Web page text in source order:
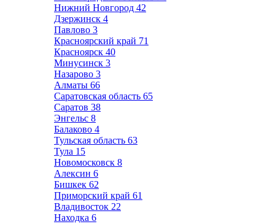
Нижний Новгород 42
Дзержинск 4
Павлово 3
Красноярский край 71
Красноярск 40
Минусинск 3
Назарово 3
Алматы 66
Саратовская область 65
Саратов 38
Энгельс 8
Балаково 4
Тульская область 63
Тула 15
Новомосковск 8
Алексин 6
Бишкек 62
Приморский край 61
Владивосток 22
Находка 6